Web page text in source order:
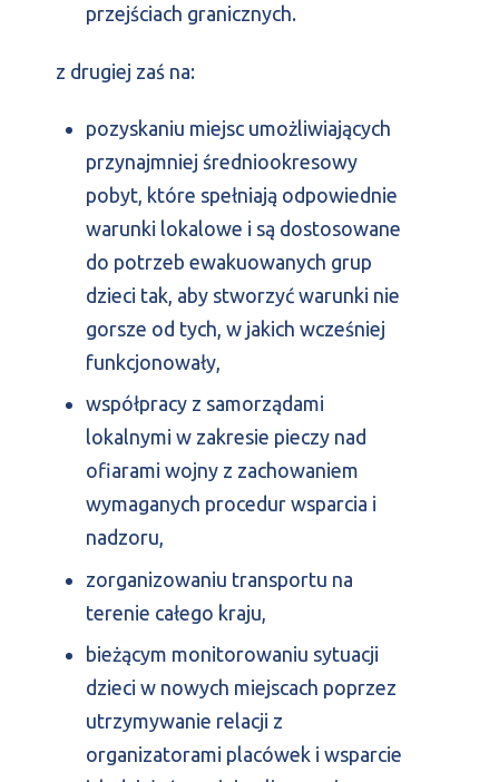
przejściach granicznych.
z drugiej zaś na:
pozyskaniu miejsc umożliwiających
przynajmniej średniookresowy
pobyt, które spełniają odpowiednie
warunki lokalowe i są dostosowane
do potrzeb ewakuowanych grup
dzieci tak, aby stworzyć warunki nie
gorsze od tych, w jakich wcześniej
funkcjonowały,
współpracy z samorządami
lokalnymi w zakresie pieczy nad
ofiarami wojny z zachowaniem
wymaganych procedur wsparcia i
nadzoru,
zorganizowaniu transportu na
terenie całego kraju,
bieżącym monitorowaniu sytuacji
dzieci w nowych miejscach poprzez
utrzymywanie relacji z
organizatorami placówek i wsparcie